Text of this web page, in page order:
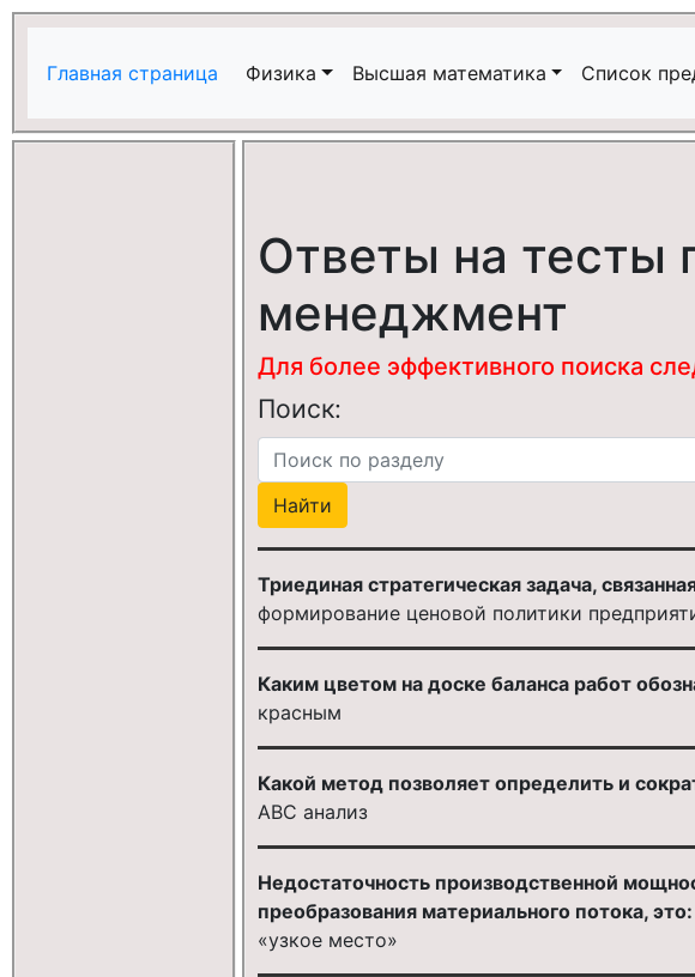
Главная страница Физика Высшая математика Список
Ответы на тесты
менеджмент
Для более эффективного поиска
Поиск:
Триединая стратегическая задача,
формирование ценовой политики
Каким цветом на доске баланса работ
красным
Какой метод позволяет определить и
АВС анализ
Недостаточность производственной
преобразования материального потока, это:
«узкое место»